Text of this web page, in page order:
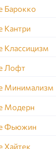
Барокко
Кантри
Классицизм
Лофт
Минимализм
Модерн
Фьюжин
Хайтек